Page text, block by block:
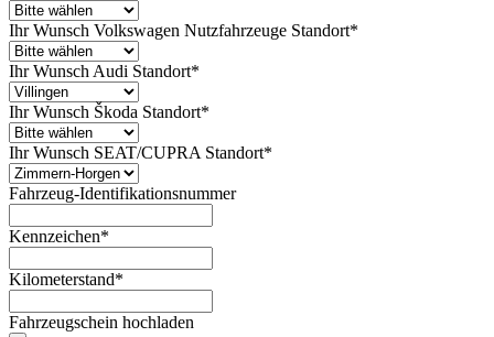
Ihr Wunsch Volkswagen Nutzfahrzeuge Standort*
Ihr Wunsch Audi Standort*
Ihr Wunsch Škoda Standort*
Ihr Wunsch SEAT/CUPRA Standort*
Fahrzeug-Identifikationsnummer
Kennzeichen*
Kilometerstand*
Fahrzeugschein hochladen